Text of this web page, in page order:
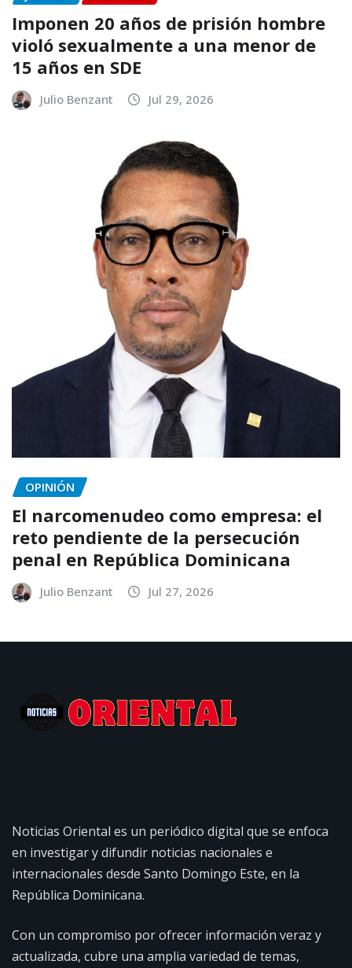
Imponen 20 años de prisión hombre
violó sexualmente a una menor de
15 años en SDE
Julio Benzant Jul 29, 2026
OPINIÓN
El narcomenudeo como empresa: el
reto pendiente de la persecución
penal en República Dominicana
Julio Benzant Jul 27, 2026
Noticias Oriental es un periódico digital que se enfoca
en investigar y difundir noticias nacionales e
internacionales desde Santo Domingo Este, en la
República Dominicana.
Con un compromiso por ofrecer información veraz y
actualizada, cubre una amplia variedad de temas,